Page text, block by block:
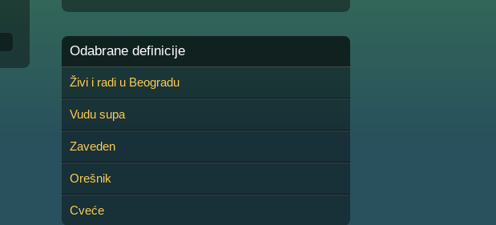
Odabrane definicije
Živi i radi u Beogradu
Vudu supa
Zaveden
Orešnik
Cveće